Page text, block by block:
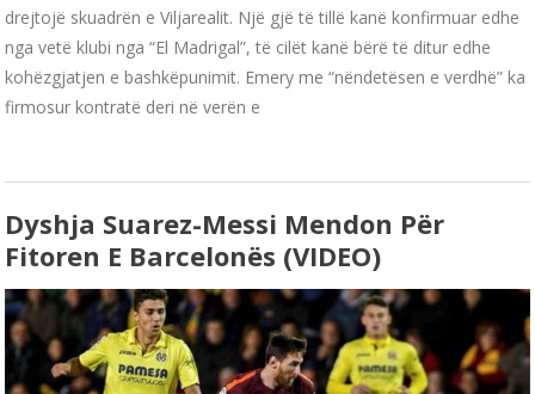
drejtojë skuadrën e Viljarealit. Një gjë të tillë kanë konfirmuar edhe
nga vetë klubi nga “El Madrigal”, të cilët kanë bërë të ditur edhe
kohëzgjatjen e bashkëpunimit. Emery me “nëndetësen e verdhë” ka
firmosur kontratë deri në verën e
Dyshja Suarez-Messi Mendon Për
Fitoren E Barcelonës (VIDEO)